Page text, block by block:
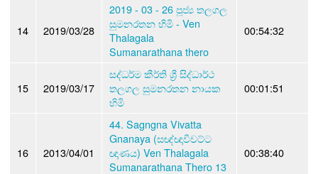
14 2019/03/28
2019 - 03 - 26 පූජ්‍ය තලගල
සුමනරතන හිමි - Ven
Thalagala
Sumanarathana thero
00:54:32
15 2019/03/17
සද්ධර්ම කීර්ති ශ්‍රී සිද්ධාර්ථ
තලගල සුමනරතන නායක
හිමි
00:01:51
16 2013/04/01
44. Sagngna Vivatta
Gnanaya (සඥ්ඥාවිවට්ට
ඥාණය) Ven Thalagala
Sumanarathana Thero 13
00:38:40